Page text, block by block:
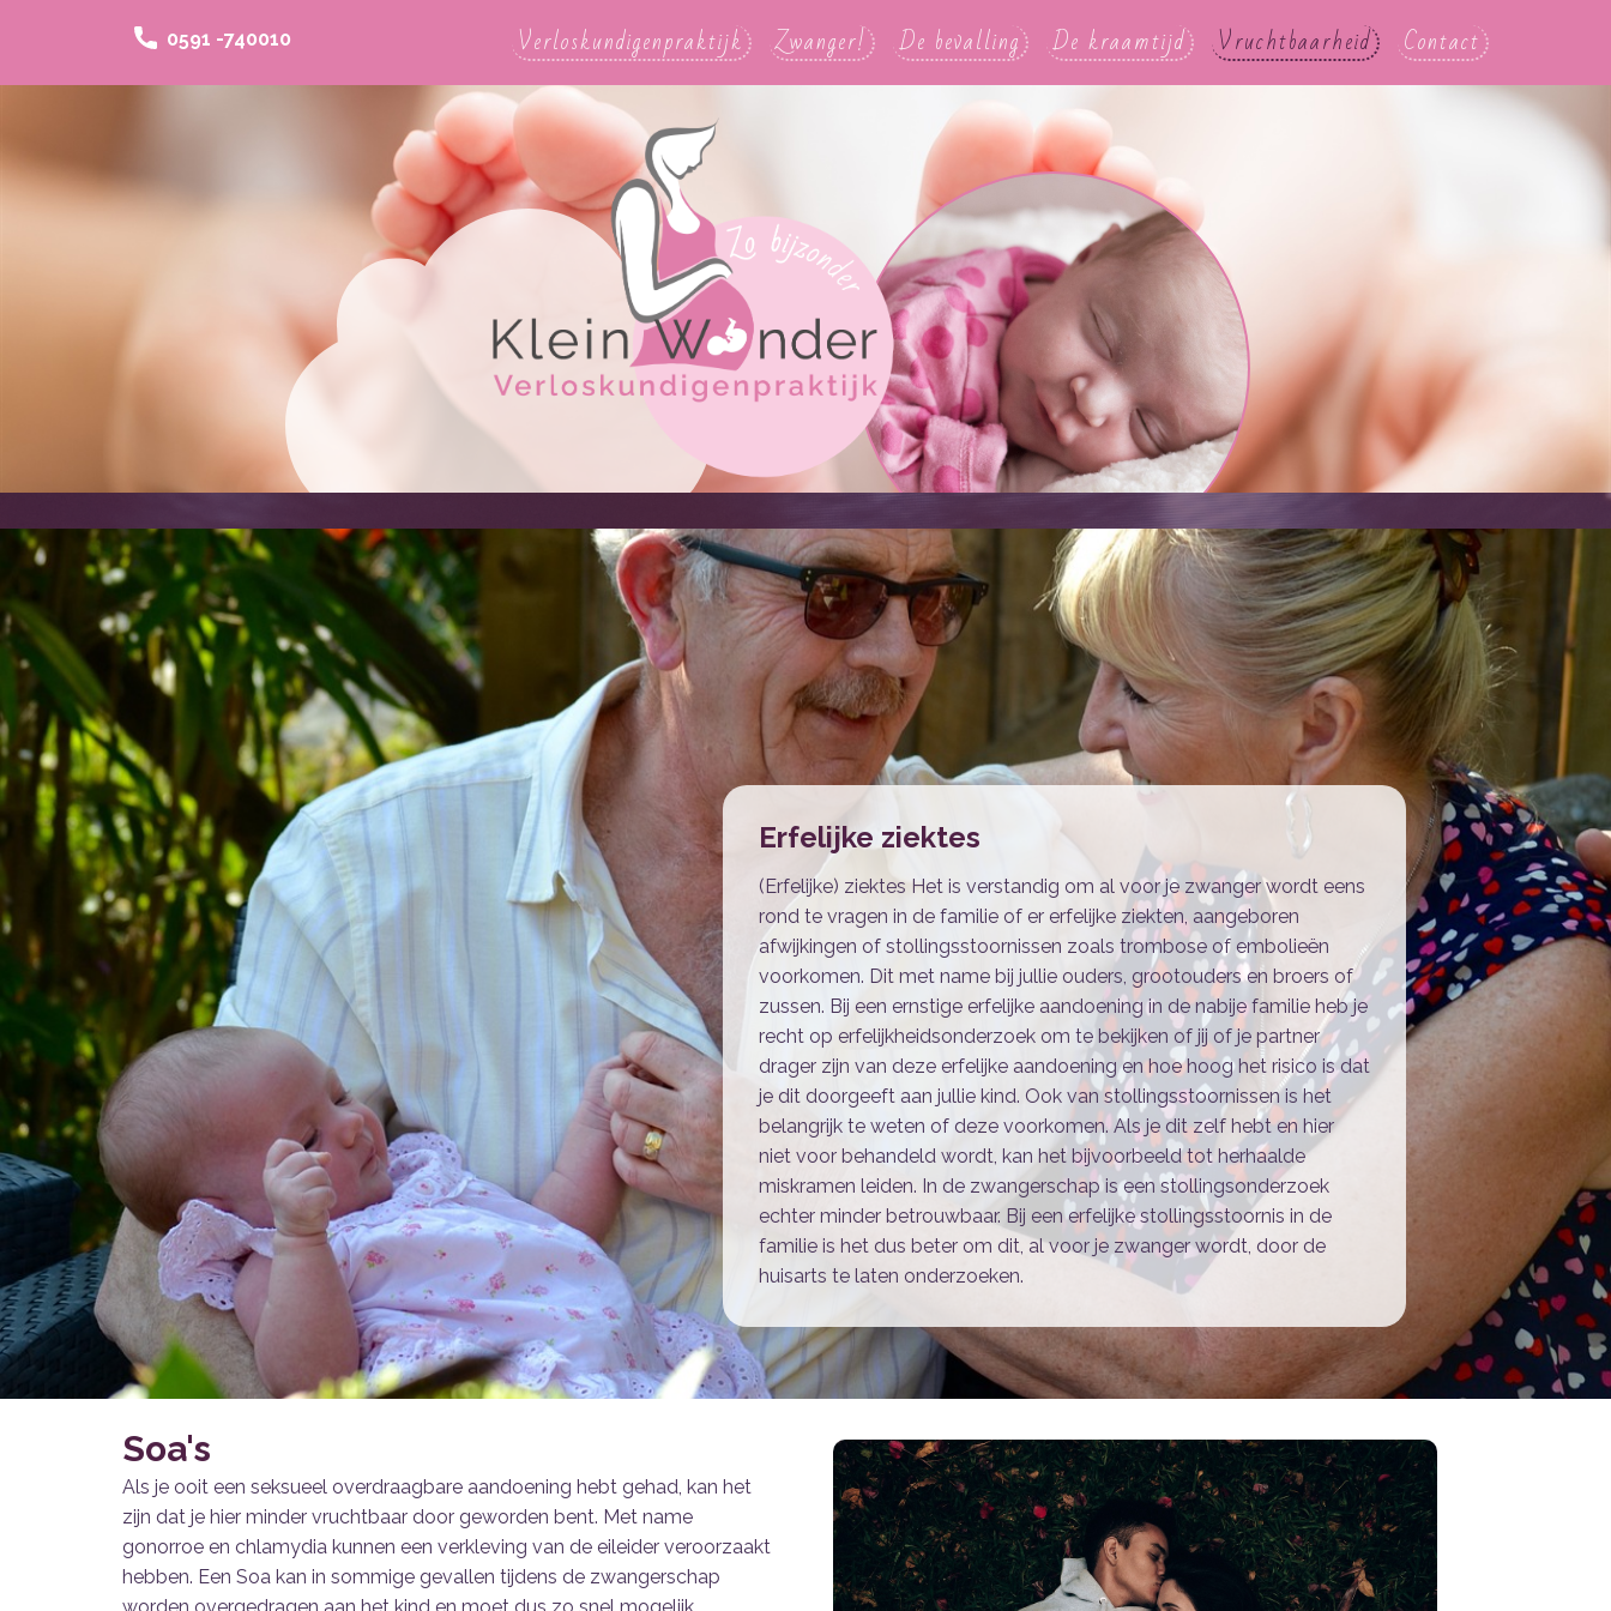
Verloskundigenpraktijk Zwanger! De bevalling De kraamtijd Vruchtbaarheid Contact
0591 -740010
Erfelijke ziektes
(Erfelijke) ziektes Het is verstandig om al voor je zwanger wordt eens
rond te vragen in de familie of er erfelijke ziekten, aangeboren
afwijkingen of stollingsstoornissen zoals trombose of embolieën
voorkomen. Dit met name bij jullie ouders, grootouders en broers of
zussen. Bij een ernstige erfelijke aandoening in de nabije familie heb je
recht op erfelijkheidsonderzoek om te bekijken of jij of je partner
drager zijn van deze erfelijke aandoening en hoe hoog het risico is dat
je dit doorgeeft aan jullie kind. Ook van stollingsstoornissen is het
belangrijk te weten of deze voorkomen. Als je dit zelf hebt en hier
niet voor behandeld wordt, kan het bijvoorbeeld tot herhaalde
miskramen leiden. In de zwangerschap is een stollingsonderzoek
echter minder betrouwbaar. Bij een erfelijke stollingsstoornis in de
familie is het dus beter om dit, al voor je zwanger wordt, door de
huisarts te laten onderzoeken.
Soa's
Als je ooit een seksueel overdraagbare aandoening hebt gehad, kan het
zijn dat je hier minder vruchtbaar door geworden bent. Met name
gonorroe en chlamydia kunnen een verkleving van de eileider veroorzaakt
hebben. Een Soa kan in sommige gevallen tijdens de zwangerschap